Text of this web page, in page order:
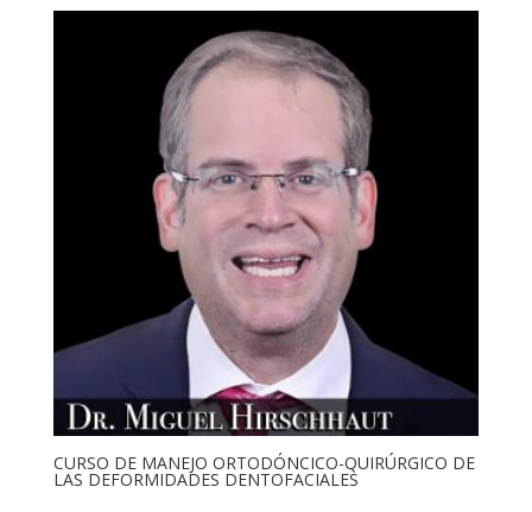
desde
1.800,00 €
hasta
2.200,00 €
CURSO DE MANEJO ORTODÓNCICO-QUIRÚRGICO DE
LAS DEFORMIDADES DENTOFACIALES